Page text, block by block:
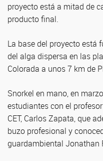
proyecto está a mitad de
producto final.
La base del proyecto está
del alga dispersa en las
Colorada a unos 7 km de
Snorkel en mano, en
estudiantes con el
CET, Carlos Zapata, que
buzo profesional y
guardambiental Jonathan